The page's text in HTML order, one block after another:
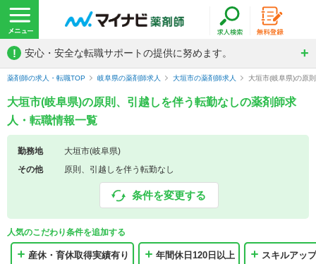
! 安心・安全な転職サポートの提供に努めます。
薬剤師の求人・転職TOP 岐阜県の薬剤師求人 大垣市の薬剤師求人 大垣市(岐阜県)の原
大垣市(岐阜県)の原則、引越しを伴う転勤なしの薬剤師求
人・転職情報一覧
勤務地
大垣市(岐阜県)
その他
原則、引越しを伴う転勤なし
条件を変更する
人気のこだわり条件を追加する
産休・育休取得実績有り 年間休日120日以上 スキルアップ